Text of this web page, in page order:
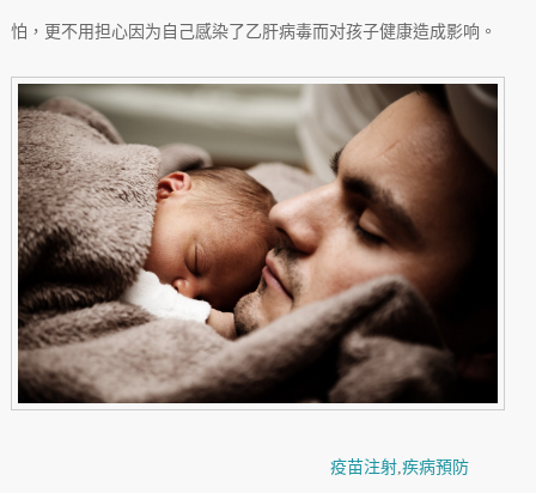
怕，更不用担心因为自己感染了乙肝病毒而对孩子健康造成影响。
疫苗注射, 疾病預防